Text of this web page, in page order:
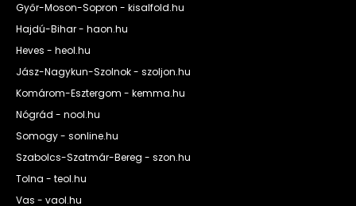
Győr-Moson-Sopron - kisalfold.hu
Hajdú-Bihar - haon.hu
Heves - heol.hu
Jász-Nagykun-Szolnok - szoljon.hu
Komárom-Esztergom - kemma.hu
Nógrád - nool.hu
Somogy - sonline.hu
Szabolcs-Szatmár-Bereg - szon.hu
Tolna - teol.hu
Vas - vaol.hu